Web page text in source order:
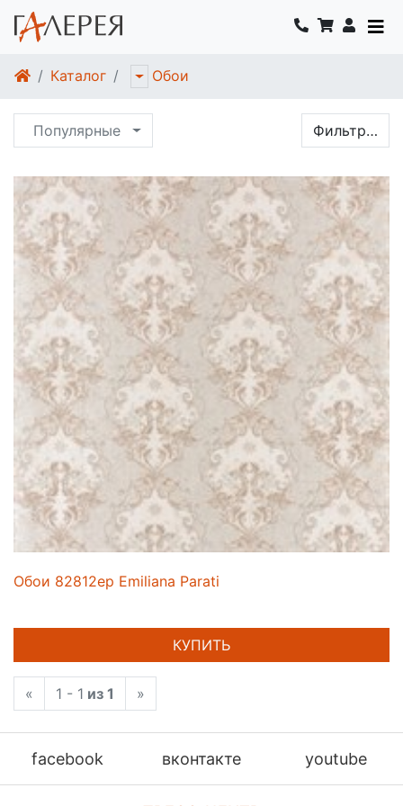
Каталог Обои
Популярные Фильтр…
Обои 82812ep Emiliana Parati
КУПИТЬ
« 1 - 1 из 1 »
facebook вконтакте youtube